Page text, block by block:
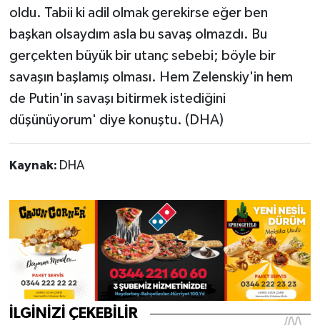
oldu. Tabii ki adil olmak gerekirse eğer ben
başkan olsaydım asla bu savaş olmazdı. Bu
gerçekten büyük bir utanç sebebi; böyle bir
savaşın başlamış olması. Hem Zelenskiy'in hem
de Putin'in savaşı bitirmek istediğini
düşünüyorum' diye konuştu. (DHA)
Kaynak: DHA